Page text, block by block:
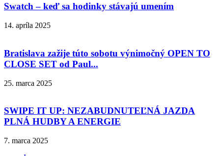
Swatch – keď sa hodinky stávajú umením
14. apríla 2025
Bratislava zažije túto sobotu výnimočný OPEN TO
CLOSE SET od Paul...
25. marca 2025
SWIPE IT UP: NEZABUDNUTEĽNÁ JAZDA
PLNÁ HUDBY A ENERGIE
7. marca 2025